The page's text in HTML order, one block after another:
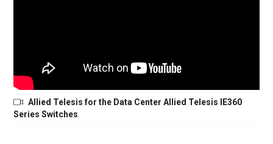
Allied Telesis for the Data Center Allied Telesis IE360
Series Switches